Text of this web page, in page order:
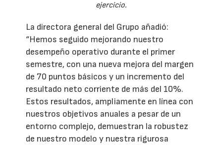
ejercicio.
La directora general del Grupo añadió:
“Hemos seguido mejorando nuestro
desempeño operativo durante el primer
semestre, con una nueva mejora del margen
de 70 puntos básicos y un incremento del
resultado neto corriente de más del 10%.
Estos resultados, ampliamente en línea con
nuestros objetivos anuales a pesar de un
entorno complejo, demuestran la robustez
de nuestro modelo y nuestra rigurosa